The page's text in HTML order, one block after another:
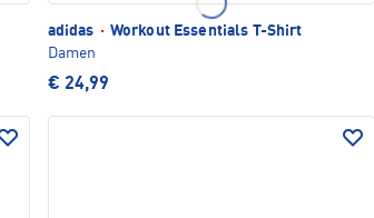
adidas · Workout Essentials T-Shirt
Damen
€ 24,99